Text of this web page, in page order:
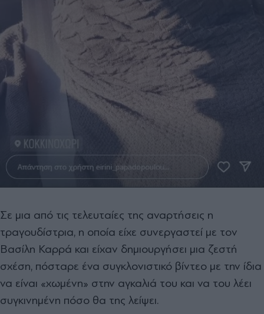
Σε μια από τις τελευταίες της αναρτήσεις η
τραγουδίστρια, η οποία είχε συνεργαστεί με τον
Βασίλη Καρρά και είχαν δημιουργήσει μια ζεστή
σχέση, πόσταρε ένα συγκλονιστικό βίντεο με την ίδια
να είναι «χωμένη» στην αγκαλιά του και να του λέει
συγκινημένη πόσο θα της λείψει.